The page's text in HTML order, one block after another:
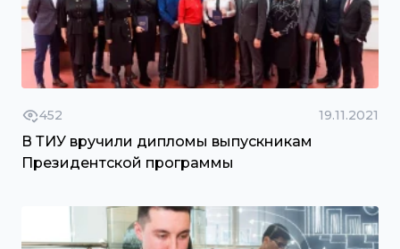
452 19.11.2021
В ТИУ вручили дипломы выпускникам
Президентской программы